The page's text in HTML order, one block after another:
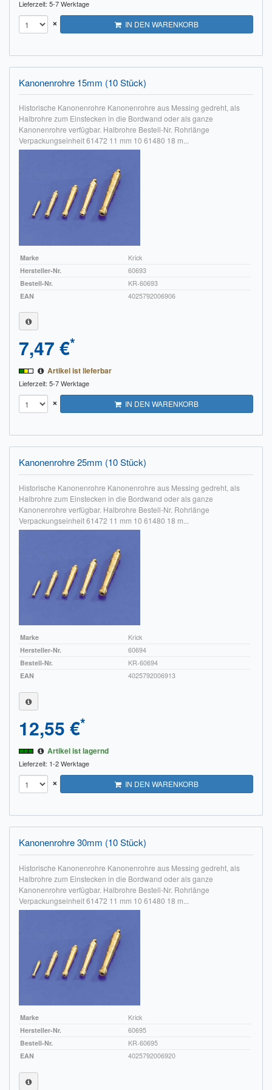
Impressum
ÜBER UNS
Was wir bieten
Unsere Philosophie
KONTAKT
MEIN KONTO
WARENKORB
Lieferzeit: 5-7 Werktage
× IN DEN WARENKORB
Kanonenrohre 15mm (10 Stück)
Historische Kanonenrohre Kanonenrohre aus Messing gedreht, als
Halbrohre zum Einstecken in die Bordwand oder als ganze
Kanonenrohre verfügbar. Halbrohre Bestell-Nr. Rohrlänge
Verpackungseinheit 61472 11 mm 10 61480 18 m...
Marke
Krick
Hersteller-Nr.
60693
Bestell-Nr.
KR-60693
EAN
4025792006906
7,47 €*
Artikel ist lieferbar
Lieferzeit: 5-7 Werktage
× IN DEN WARENKORB
Kanonenrohre 25mm (10 Stück)
Historische Kanonenrohre Kanonenrohre aus Messing gedreht, als
Halbrohre zum Einstecken in die Bordwand oder als ganze
Kanonenrohre verfügbar. Halbrohre Bestell-Nr. Rohrlänge
Verpackungseinheit 61472 11 mm 10 61480 18 m...
Marke
Krick
Hersteller-Nr.
60694
Bestell-Nr.
KR-60694
EAN
4025792006913
12,55 €*
Artikel ist lagernd
Lieferzeit: 1-2 Werktage
× IN DEN WARENKORB
Kanonenrohre 30mm (10 Stück)
Historische Kanonenrohre Kanonenrohre aus Messing gedreht, als
Halbrohre zum Einstecken in die Bordwand oder als ganze
Kanonenrohre verfügbar. Halbrohre Bestell-Nr. Rohrlänge
Verpackungseinheit 61472 11 mm 10 61480 18 m...
Marke
Krick
Hersteller-Nr.
60695
Bestell-Nr.
KR-60695
EAN
4025792006920